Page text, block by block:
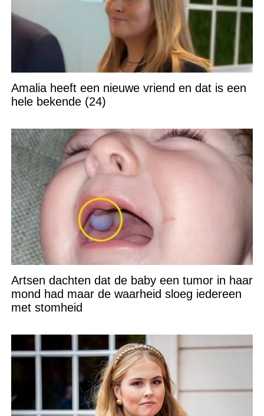
Amalia heeft een nieuwe vriend en dat is een
hele bekende (24)
Artsen dachten dat de baby een tumor in haar
mond had maar de waarheid sloeg iedereen
met stomheid